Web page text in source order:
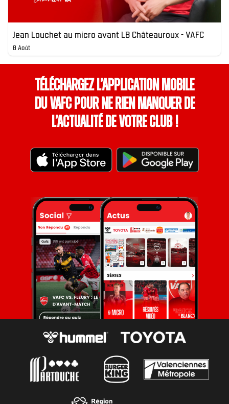
Jean Louchet au micro avant LB Châteauroux - VAFC
8 Août
Téléchargez l’application mobile
du VAFC pour ne rien manquer de
l’actualité de votre club !